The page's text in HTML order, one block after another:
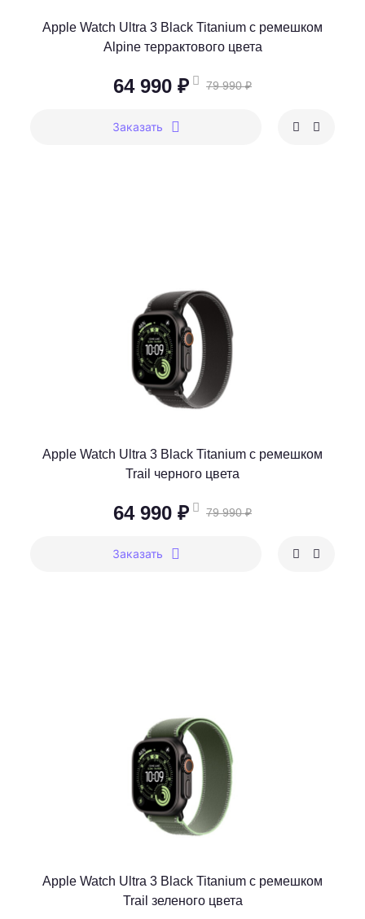
Apple Watch Ultra 3 Black Titanium c ремешком
Alpine террактового цвета
64 990 ₽ 79 990 ₽
Заказать
Apple Watch Ultra 3 Black Titanium c ремешком
Trail черного цвета
64 990 ₽ 79 990 ₽
Заказать
Apple Watch Ultra 3 Black Titanium c ремешком
Trail зеленого цвета